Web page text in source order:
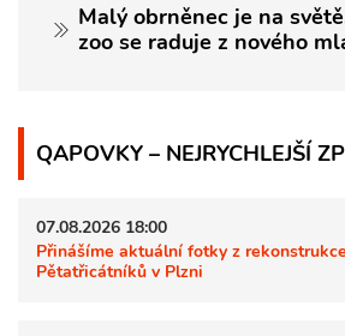
Malý obrněnec je na
zoo se raduje z nového
QAPOVKY – NEJRYCHLEJŠÍ
07.08.2026 18:00
Přinášíme aktuální fotky z
Pětatřicátníků v Plzni